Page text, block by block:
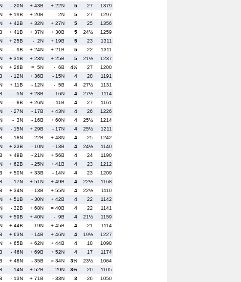
- 20N + 43B + 22N 5 27
1379
+ 19B + 20B - 2N 5 27
1297
+ 42B + 32N + 27N 5 25
1356
+ 41B + 37N + 30B 5 24½
1259
+ 25B - 2N + 19B 5 23
1311
- 9B + 24N + 21B 5 22
1311
+ 31B + 23N + 25B 5 21½
1237
+ 26B = 5N - 6B 4½ 27
1200
- 12N + 36B - 15N 4 28
1191
+ 11B - 12N - 5B 4 27½
1131
- 5N + 28B - 16N 4 27½
1114
- 8B + 26N - 11B 4 27
1161
- 27N - 17B + 43N 4 26
1226
- 3N - 16B + 60N 4 25½
1214
- 15N + 29B - 17N 4 25½
1211
- 18N - 22B + 48N 4 25
1242
+ 23B - 10N - 13B 4 24½
1140
+ 49B - 21N + 56B 4 24
1190
+ 62B - 25N + 41B 4 23
1212
+ 50N + 33B - 14N 4 23
1209
- 17N + 51N + 49B 4 22½
1168
+ 34N - 13B + 55N 4 22½
1110
+ 51B - 30N + 42B 4 22
1142
- 32B + 68N = 40B 4 22
1141
+ 59B + 40N - 9B 4 21½
1159
+ 44B - 19N + 45B 4 21
1114
+ 63N - 14B + 46N 4 19½
1227
+ 65B + 62N + 44B 4 18
1098
- 46N + 69B + 52N 4 17
1174
+ 48N - 35B = 34N 3½ 23½
1064
- 14N + 52B - 29N 3½ 20
1105
- 13N + 71B - 33N 3 26
1050